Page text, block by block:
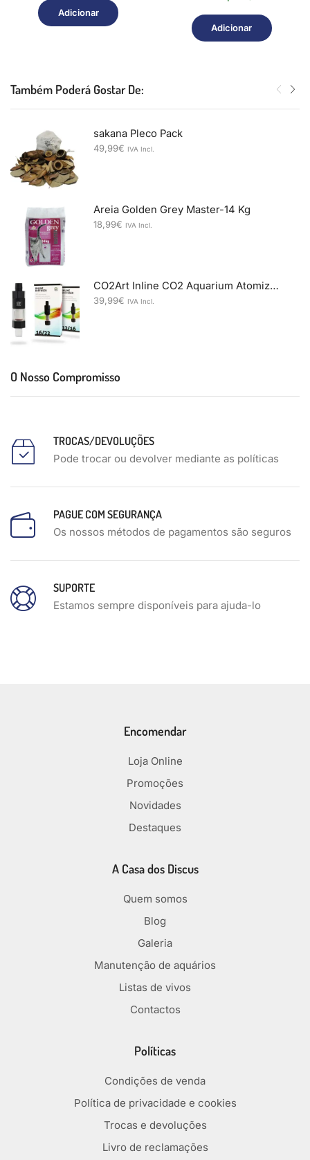
Adicionar
Adicionar
Também Poderá Gostar De:
sakana Pleco Pack
49,99€ IVA Incl.
Areia Golden Grey Master-14 Kg
18,99€ IVA Incl.
CO2Art Inline CO2 Aquarium Atomizer Diffuser System 12/16mm
39,99€ IVA Incl.
O Nosso Compromisso
TROCAS/DEVOLUÇÕES
Pode trocar ou devolver mediante as políticas
PAGUE COM SEGURANÇA
Os nossos métodos de pagamentos são seguros
SUPORTE
Estamos sempre disponíveis para ajuda-lo
Encomendar
Loja Online
Promoções
Novidades
Destaques
A Casa dos Discus
Quem somos
Blog
Galeria
Manutenção de aquários
Listas de vivos
Contactos
Políticas
Condições de venda
Política de privacidade e cookies
Trocas e devoluções
Livro de reclamações